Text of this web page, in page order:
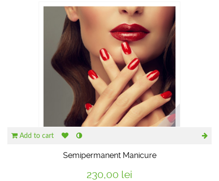
Add to cart
Semipermanent Manicure
230,00 lei